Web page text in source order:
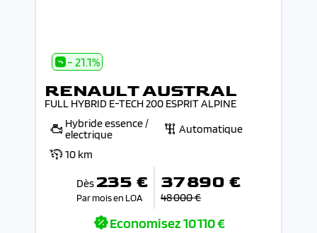
- 21.1%
RENAULT AUSTRAL
FULL HYBRID E-TECH 200 ESPRIT ALPINE
Hybride essence /
electrique
Automatique
10 km
Dès 235 €
Par mois en LOA
37 890 €
48 000 €
Economisez10 110 €